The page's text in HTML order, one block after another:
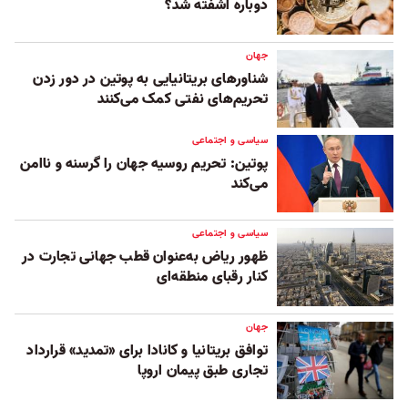
دوباره آشفته شد؟
جهان
شناورهای بریتانیایی به پوتین در دور زدن
تحریم‌های نفتی کمک می‌کنند
سیاسی و اجتماعی
پوتین: تحریم روسیه جهان را گرسنه و ناامن
می‌کند
سیاسی و اجتماعی
ظهور ریاض به‌عنوان قطب جهانی تجارت در
کنار رقبای منطقه‌ای
جهان
توافق بریتانیا و کانادا برای «تمدید» قرارداد
تجاری طبق پیمان اروپا